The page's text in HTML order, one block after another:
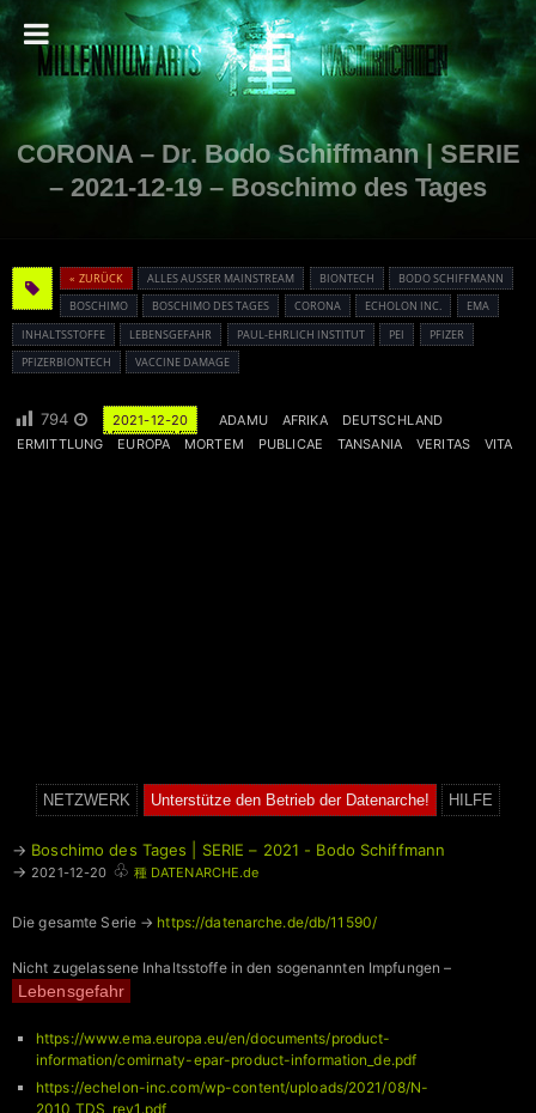
CORONA – Dr. Bodo Schiffmann | SERIE
– 2021-12-19 – Boschimo des Tages
« ZURÜCK ALLES AUSSER MAINSTREAM BIONTECH
BODO SCHIFFMANN
BOSCHIMO
BOSCHIMO DES TAGES CORONA ECHOLON INC.
EMA
INHALTSSTOFFE
LEBENSGEFAHR PAUL-EHRLICH INSTITUT PEI
PFIZER
PFIZERBIONTECH
VACCINE DAMAGE
794 2021-12-20 ADAMU AFRIKA
DEUTSCHLAND
ERMITTLUNG
EUROPA MORTEM PUBLICAE TANSANIA VERITAS VITA
NETZWERK Unterstütze den Betrieb der Datenarche! HILFE
→ Boschimo des Tages | SERIE – 2021 - Bodo Schiffmann
→ 2021-12-20 ♧ 種 DATENARCHE.de
Die gesamte Serie → https://datenarche.de/db/11590/
Nicht zugelassene Inhaltsstoffe in den sogenannten Impfungen –
Lebensgefahr
https://www.ema.europa.eu/en/documents/product-
information/comirnaty-epar-product-information_de.pdf
https://echelon-inc.com/wp-content/uploads/2021/08/N-
2010_TDS_rev1.pdf